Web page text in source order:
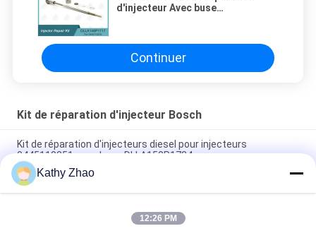
d'injecteur Avec buse
Continuer
Kit de réparation d'injecteur Bosch
Kit de réparation d'injecteurs diesel pour injecteurs
0445110351 avec buse DLLA150P1734
Kit de réparation d'injecteurs 0445110614 Incluant buse
DLLA150P2432 et vanne F00VC01200 Pour pièces FIAT
0445110315 Kit de réparation d'injecteur Avec buse
Kathy Zhao
12:26 PM